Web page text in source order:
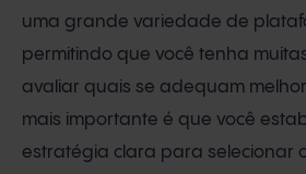
uma grande variedade de
permitindo que você tenha
avaliar quais se adequam
mais importante é que você
estratégia clara para selecionar